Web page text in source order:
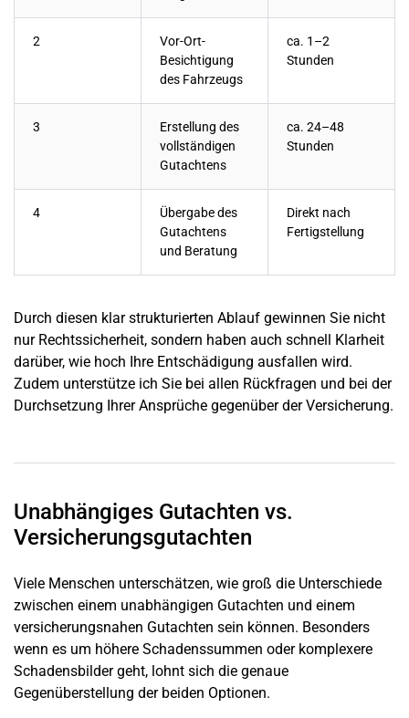
2
Vor-Ort-
Besichtigung
des Fahrzeugs
ca. 1–2
Stunden
3
Erstellung des
vollständigen
Gutachtens
ca. 24–48
Stunden
4
Übergabe des
Gutachtens
und Beratung
Direkt nach
Fertigstellung
Durch diesen klar strukturierten Ablauf gewinnen Sie nicht
nur Rechtssicherheit, sondern haben auch schnell Klarheit
darüber, wie hoch Ihre Entschädigung ausfallen wird.
Zudem unterstütze ich Sie bei allen Rückfragen und bei der
Durchsetzung Ihrer Ansprüche gegenüber der Versicherung.
Unabhängiges Gutachten vs.
Versicherungsgutachten
Viele Menschen unterschätzen, wie groß die Unterschiede
zwischen einem unabhängigen Gutachten und einem
versicherungsnahen Gutachten sein können. Besonders
wenn es um höhere Schadenssummen oder komplexere
Schadensbilder geht, lohnt sich die genaue
Gegenüberstellung der beiden Optionen.